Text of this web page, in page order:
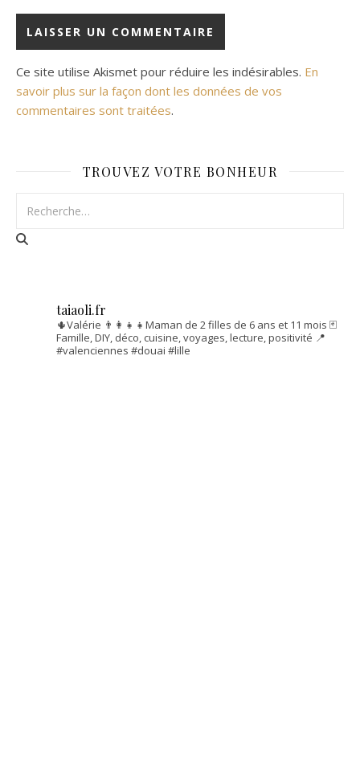
Ce site utilise Akismet pour réduire les indésirables. En
savoir plus sur la façon dont les données de vos
commentaires sont traitées.
TROUVEZ VOTRE BONHEUR
taiaoli.fr
🌵Valérie 👨‍👩‍👧‍👧Maman de 2 filles de 6 ans et 11 mois 🃏
Famille, DIY, déco, cuisine, voyages, lecture, positivité 📍
#valenciennes #douai #lille